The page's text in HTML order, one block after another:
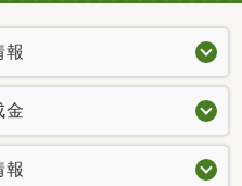
報
金
報